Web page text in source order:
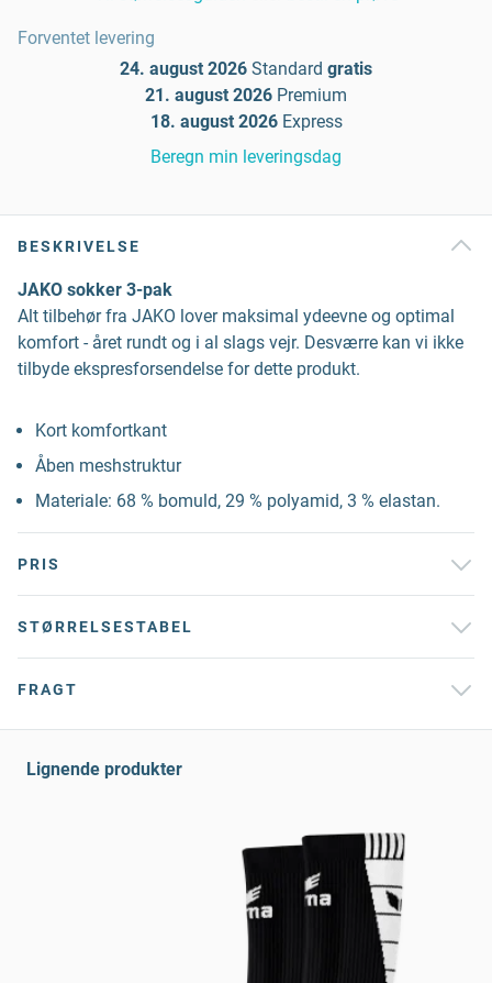
Forventet levering
24. august 2026 Standard gratis
21. august 2026 Premium
18. august 2026 Express
Beregn min leveringsdag
BESKRIVELSE
JAKO sokker 3-pak
Alt tilbehør fra JAKO lover maksimal ydeevne og optimal
komfort - året rundt og i al slags vejr. Desværre kan vi ikke
tilbyde ekspresforsendelse for dette produkt.
Kort komfortkant
Åben meshstruktur
Materiale: 68 % bomuld, 29 % polyamid, 3 % elastan.
PRIS
STØRRELSESTABEL
FRAGT
Lignende produkter